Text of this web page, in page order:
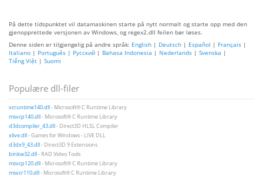
På dette tidspunktet vil datamaskinen starte på nytt normalt og starte opp med den
gjenopprettede versjonen av Windows, og regex2.dll feilen bør løses.
Denne siden er tilgjengelig på andre språk: English | Deutsch | Español | Français |
Italiano | Português | Русский | Bahasa Indonesia | Nederlands | Svenska |
Tiếng Việt | Suomi
Populære dll-filer
vcruntime140.dll- Microsoft® C Runtime Library
msvcp140.dll- Microsoft® C Runtime Library
d3dcompiler_43.dll- Direct3D HLSL Compiler
xlive.dll- Games for Windows - LIVE DLL
d3dx9_43.dll- Direct3D 9 Extensions
binkw32.dll- RAD Video Tools
msvcp120.dll- Microsoft® C Runtime Library
msvcr110.dll- Microsoft® C Runtime Library